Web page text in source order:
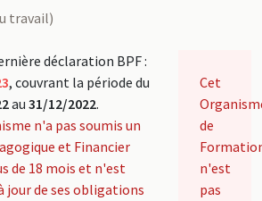
travail)
déclaration BPF :
, couvrant la période du
au 31/12/2022.
n'a pas soumis un
et Financier
de 18 mois et n'est
jour de ses obligations
Cet
de
n'est
pas